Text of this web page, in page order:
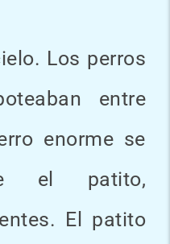
Los perros
entre
enorme se
el patito,
El patito